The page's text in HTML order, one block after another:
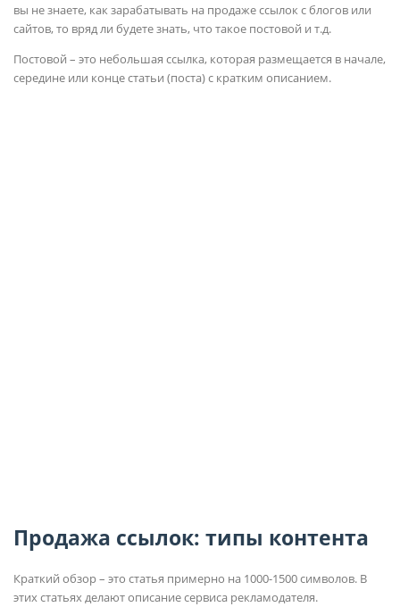
вы не знаете, как зарабатывать на продаже ссылок с блогов или
сайтов, то вряд ли будете знать, что такое постовой и т.д.
Постовой – это небольшая ссылка, которая размещается в начале,
середине или конце статьи (поста) с кратким описанием.
Продажа ссылок: типы контента
Краткий обзор– это статья примерно на 1000-1500 символов. В
этих статьях делают описание сервиса рекламодателя.